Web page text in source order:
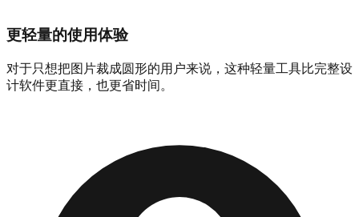
更轻量的使用体验
对于只想把图片裁成圆形的用户来说，这种轻量工具比完整设
计软件更直接，也更省时间。